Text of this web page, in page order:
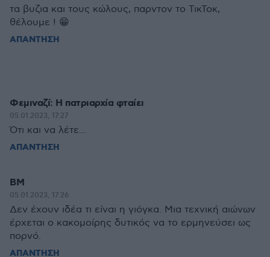
τα βυζια και τους κώλους, παρντον το ΤικΤοκ,
θέλουμε ! 😁
ΑΠΑΝΤΗΣΗ
Φεμιναζί: Η πατριαρχία φταίει
05.01.2023, 17:27
Ότι και να λέτε...
ΑΠΑΝΤΗΣΗ
ΒΜ
05.01.2023, 17:26
Δεν έχουν ιδέα τι είναι η γιόγκα. Μια τεχνική αιώνων
έρχεται ο κακομοίρης δυτικός να το ερμηνεύσει ως
πορνό.
ΑΠΑΝΤΗΣΗ